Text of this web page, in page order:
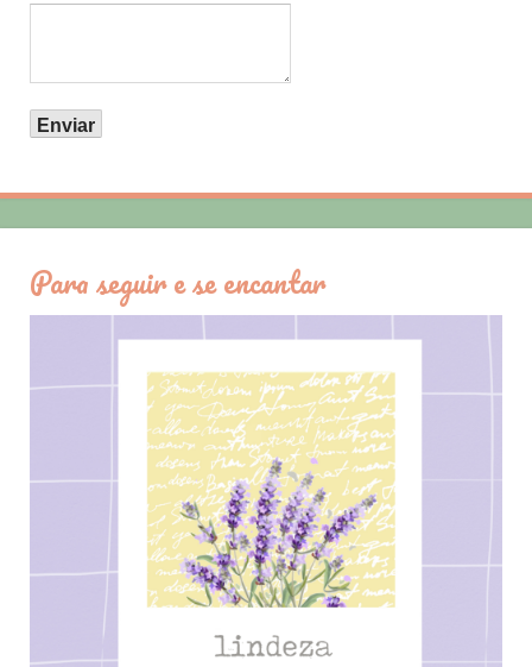
Para seguir e se encantar